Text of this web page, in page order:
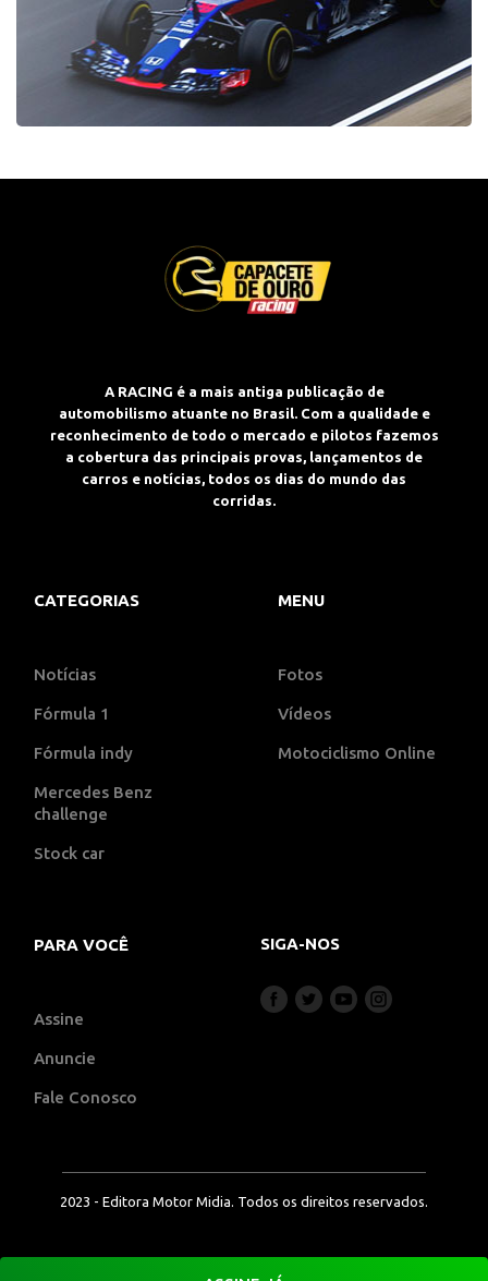
A RACING é a mais antiga publicação de
automobilismo atuante no Brasil. Com a qualidade e
reconhecimento de todo o mercado e pilotos fazemos
a cobertura das principais provas, lançamentos de
carros e notícias, todos os dias do mundo das
corridas.
CATEGORIAS
Notícias
Fórmula 1
Fórmula indy
Mercedes Benz
challenge
Stock car
MENU
Fotos
Vídeos
Motociclismo Online
PARA VOCÊ
Assine
Anuncie
Fale Conosco
SIGA-NOS
2023 - Editora Motor Midia. Todos os direitos reservados.